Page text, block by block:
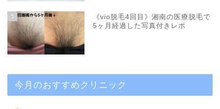
5
《vio脱毛4回目》湘南の医療脱毛で
5ヶ月経過した写真付きレポ
今月のおすすめクリニック